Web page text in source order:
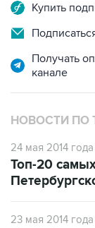
Купить
Получать
канале
НОВОСТИ ПО
24 мая 2014
Топ-20
23 мая 2014 года